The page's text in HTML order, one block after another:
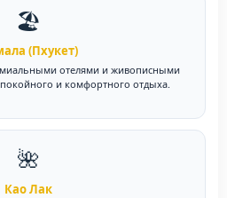
🏖️
(Пхукет)
отелями и живописными
и комфортного отдыха.
🌺
Као Лак